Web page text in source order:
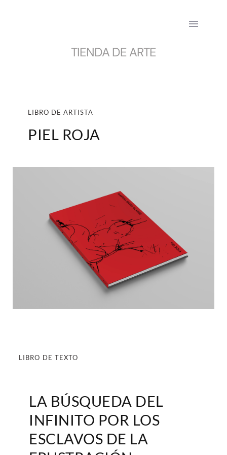
TIENDA DE ARTE
LIBRO DE ARTISTA
PIEL ROJA
LIBRO DE TEXTO
LA BÚSQUEDA DEL
INFINITO POR LOS
ESCLAVOS DE LA